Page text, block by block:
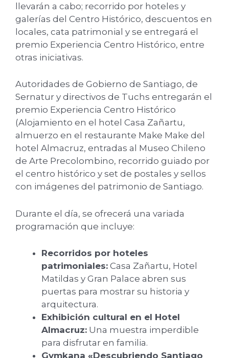
llevarán a cabo; recorrido por hoteles y
galerías del Centro Histórico, descuentos en
locales, cata patrimonial y se entregará el
premio Experiencia Centro Histórico, entre
otras iniciativas.
Autoridades de Gobierno de Santiago, de
Sernatur y directivos de Tuchs entregarán el
premio Experiencia Centro Histórico
(Alojamiento en el hotel Casa Zañartu,
almuerzo en el restaurante Make Make del
hotel Almacruz, entradas al Museo Chileno
de Arte Precolombino, recorrido guiado por
el centro histórico y set de postales y sellos
con imágenes del patrimonio de Santiago.
Durante el día, se ofrecerá una variada
programación que incluye:
Recorridos por hoteles
patrimoniales: Casa Zañartu, Hotel
Matildas y Gran Palace abren sus
puertas para mostrar su historia y
arquitectura.
Exhibición cultural en el Hotel
Almacruz: Una muestra imperdible
para disfrutar en familia.
Gymkana «Descubriendo Santiago